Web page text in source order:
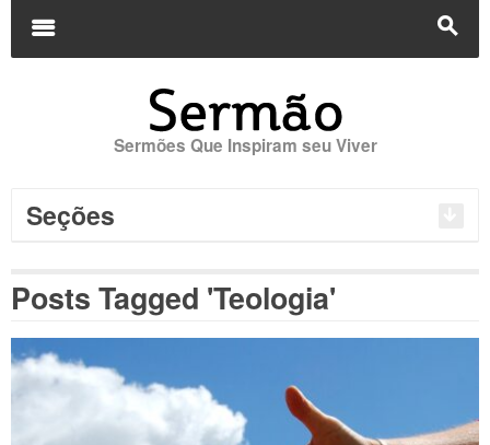
s
m
Sermões Que Inspiram seu Viver
Seções
Posts Tagged 'Teologia'